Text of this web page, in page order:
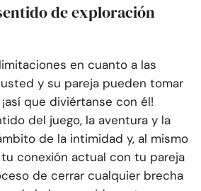
de exploración
en cuanto a las
y su pareja pueden tomar
que diviértanse con él!
del juego, la aventura y la
de la intimidad y, al mismo
conexión actual con tu pareja
de cerrar cualquier brecha